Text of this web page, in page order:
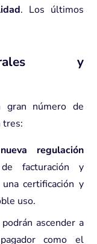
. Los últimos
y
gran número de
tres:
regulación
facturación y
certificación y
uso.
ascender a
como el